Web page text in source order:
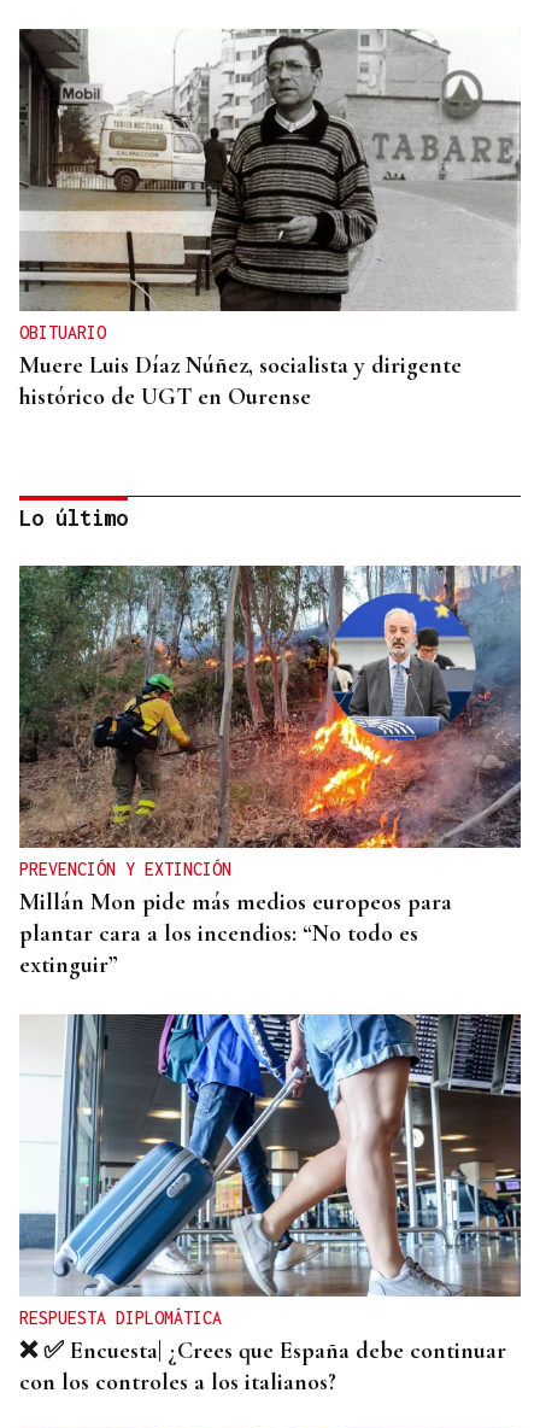
OBITUARIO
Muere Luis Díaz Núñez, socialista y dirigente
histórico de UGT en Ourense
CANEDO
Un herido en la colisión entre dos coches en la
entrada a las termas de Outariz
Lo último
PREVENCIÓN Y EXTINCIÓN
Millán Mon pide más medios europeos para
plantar cara a los incendios: “No todo es
extinguir”
RESPUESTA DIPLOMÁTICA
❌ ✅ Encuesta| ¿Crees que España debe continuar
con los controles a los italianos?